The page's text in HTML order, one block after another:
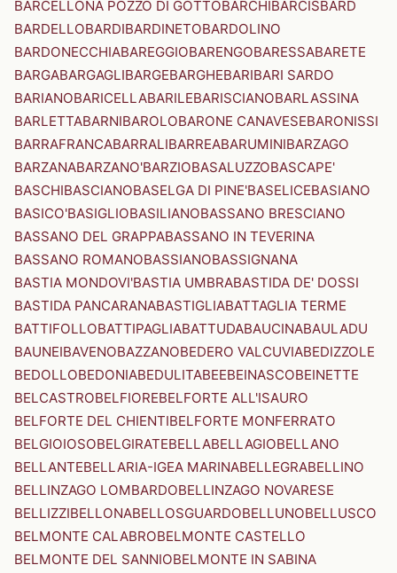
BARCELLONA POZZO DI GOTTOBARCHIBARCISBARD
BARDELLOBARDIBARDINETOBARDOLINO
BARDONECCHIABAREGGIOBARENGOBARESSABARETE
BARGABARGAGLIBARGEBARGHEBARIBARI SARDO
BARIANOBARICELLABARILEBARISCIANOBARLASSINA
BARLETTABARNIBAROLOBARONE CANAVESEBARONISSI
BARRAFRANCABARRALIBARREABARUMINIBARZAGO
BARZANABARZANO'BARZIOBASALUZZOBASCAPE'
BASCHIBASCIANOBASELGA DI PINE'BASELICEBASIANO
BASICO'BASIGLIOBASILIANOBASSANO BRESCIANO
BASSANO DEL GRAPPABASSANO IN TEVERINA
BASSANO ROMANOBASSIANOBASSIGNANA
BASTIA MONDOVI'BASTIA UMBRABASTIDA DE' DOSSI
BASTIDA PANCARANABASTIGLIABATTAGLIA TERME
BATTIFOLLOBATTIPAGLIABATTUDABAUCINABAULADU
BAUNEIBAVENOBAZZANOBEDERO VALCUVIABEDIZZOLE
BEDOLLOBEDONIABEDULITABEEBEINASCOBEINETTE
BELCASTROBELFIOREBELFORTE ALL'ISAURO
BELFORTE DEL CHIENTIBELFORTE MONFERRATO
BELGIOIOSOBELGIRATEBELLABELLAGIOBELLANO
BELLANTEBELLARIA-IGEA MARINABELLEGRABELLINO
BELLINZAGO LOMBARDOBELLINZAGO NOVARESE
BELLIZZIBELLONABELLOSGUARDOBELLUNOBELLUSCO
BELMONTE CALABROBELMONTE CASTELLO
BELMONTE DEL SANNIOBELMONTE IN SABINA